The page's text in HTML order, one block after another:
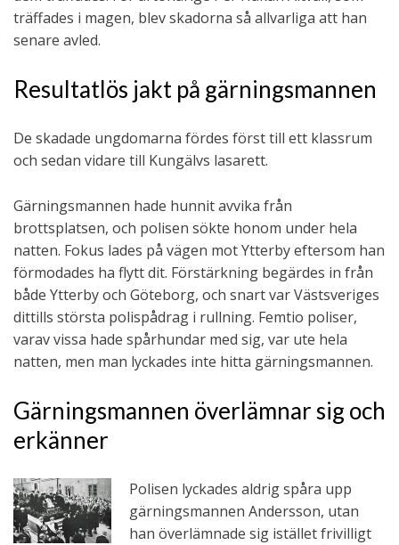
träffades i magen, blev skadorna så allvarliga att han
senare avled.
Resultatlös jakt på gärningsmannen
De skadade ungdomarna fördes först till ett klassrum
och sedan vidare till Kungälvs lasarett.
Gärningsmannen hade hunnit avvika från
brottsplatsen, och polisen sökte honom under hela
natten. Fokus lades på vägen mot Ytterby eftersom han
förmodades ha flytt dit. Förstärkning begärdes in från
både Ytterby och Göteborg, och snart var Västsveriges
dittills största polispådrag i rullning. Femtio poliser,
varav vissa hade spårhundar med sig, var ute hela
natten, men man lyckades inte hitta gärningsmannen.
Gärningsmannen överlämnar sig och
erkänner
Polisen lyckades aldrig spåra upp
gärningsmannen Andersson, utan
han överlämnade sig istället frivilligt